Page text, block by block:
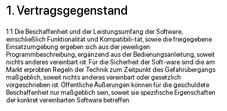
1. Vertragsgegenstand
1.1 Die Beschaffenheit und der Leistungsumfang der Software,
einschließlich Funktionalität und Kompatibili-tät, sowie die freigegebene
Einsatzumgebung ergeben sich aus der jeweiligen
Programmbeschreibung, ergänzend aus der Bedienungsanleitung, soweit
nichts anderes vereinbart ist. Für die Sicherheit der Soft-ware sind die am
Markt erprobten Regeln der Technik zum Zeitpunkt des Gefahrübergangs
maßgeblich, soweit nichts anderes vereinbart oder gesetzlich
vorgeschrieben ist. Öffentliche Äußerungen können für die geschuldete
Beschaffenheit nur maßgeblich sein, soweit sie speziﬁsche Eigenschaften
der konkret vereinbarten Software betreffen.